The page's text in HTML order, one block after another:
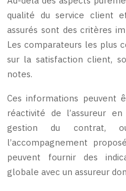
qualité du service client
assurés sont des critères
Les comparateurs les plus
sur la satisfaction client,
notes.
Ces informations peuvent
réactivité de l’assureur
gestion du contrat,
l’accompagnement
peuvent fournir des
globale avec un assureur